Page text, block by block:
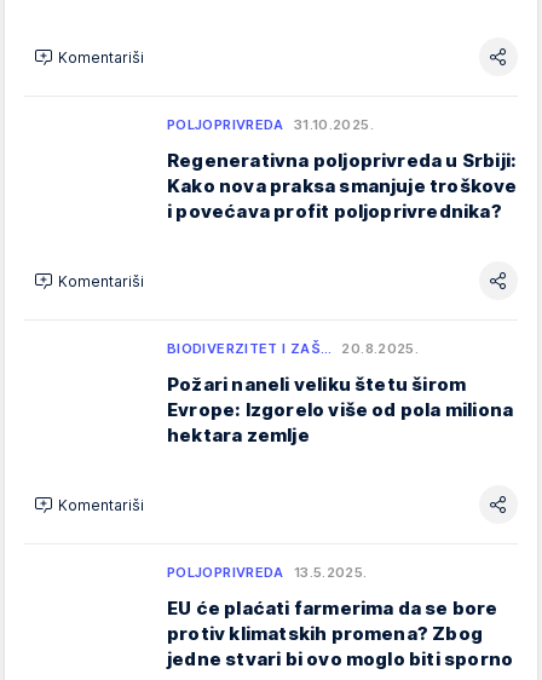
Komentariši
POLJOPRIVREDA 31.10.2025.
Regenerativna poljoprivreda u Srbiji:
Kako nova praksa smanjuje troškove
i povećava profit poljoprivrednika?
Komentariši
BIODIVERZITET I ZAŠ… 20.8.2025.
Požari naneli veliku štetu širom
Evrope: Izgorelo više od pola miliona
hektara zemlje
Komentariši
POLJOPRIVREDA 13.5.2025.
EU će plaćati farmerima da se bore
protiv klimatskih promena? Zbog
jedne stvari bi ovo moglo biti sporno